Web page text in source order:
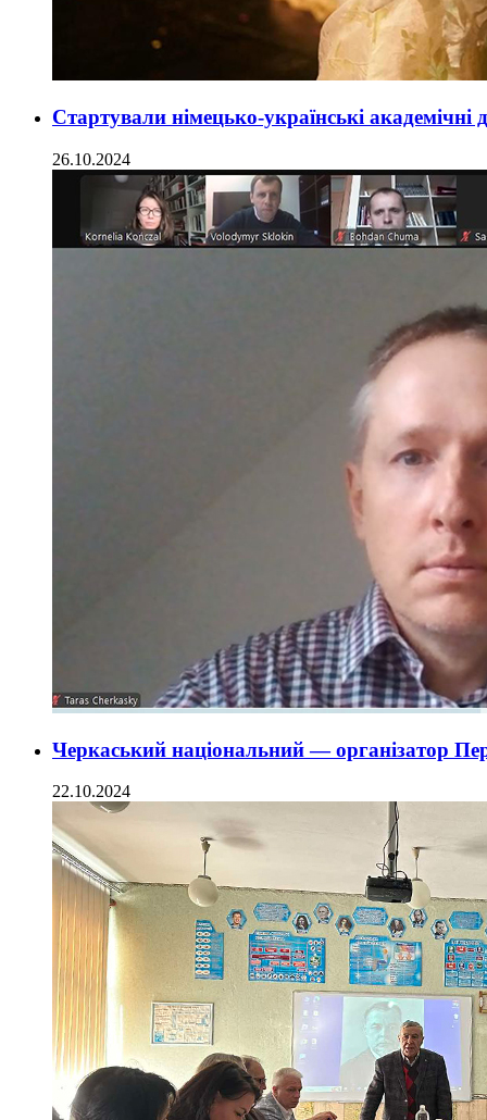
Стартували німецько-українські
26.10.2024
Черкаський національний — організатор
22.10.2024